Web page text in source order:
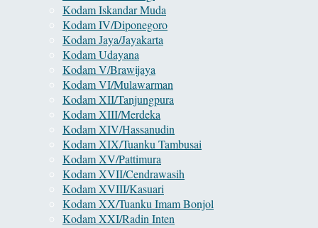
Kodam Iskandar Muda
Kodam IV/Diponegoro
Kodam Jaya/Jayakarta
Kodam Udayana
Kodam V/Brawijaya
Kodam VI/Mulawarman
Kodam XII/Tanjungpura
Kodam XIII/Merdeka
Kodam XIV/Hassanudin
Kodam XIX/Tuanku Tambusai
Kodam XV/Pattimura
Kodam XVII/Cendrawasih
Kodam XVIII/Kasuari
Kodam XX/Tuanku Imam Bonjol
Kodam XXI/Radin Inten